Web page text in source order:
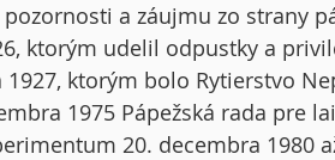
a záujmu zo strany
ktorým udelil odpustky a
ktorým bolo Rytierstvo
1975 Pápežská rada pre
20. decembra 1980